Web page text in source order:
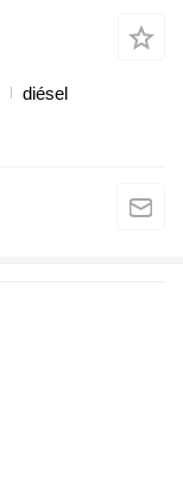
diésel